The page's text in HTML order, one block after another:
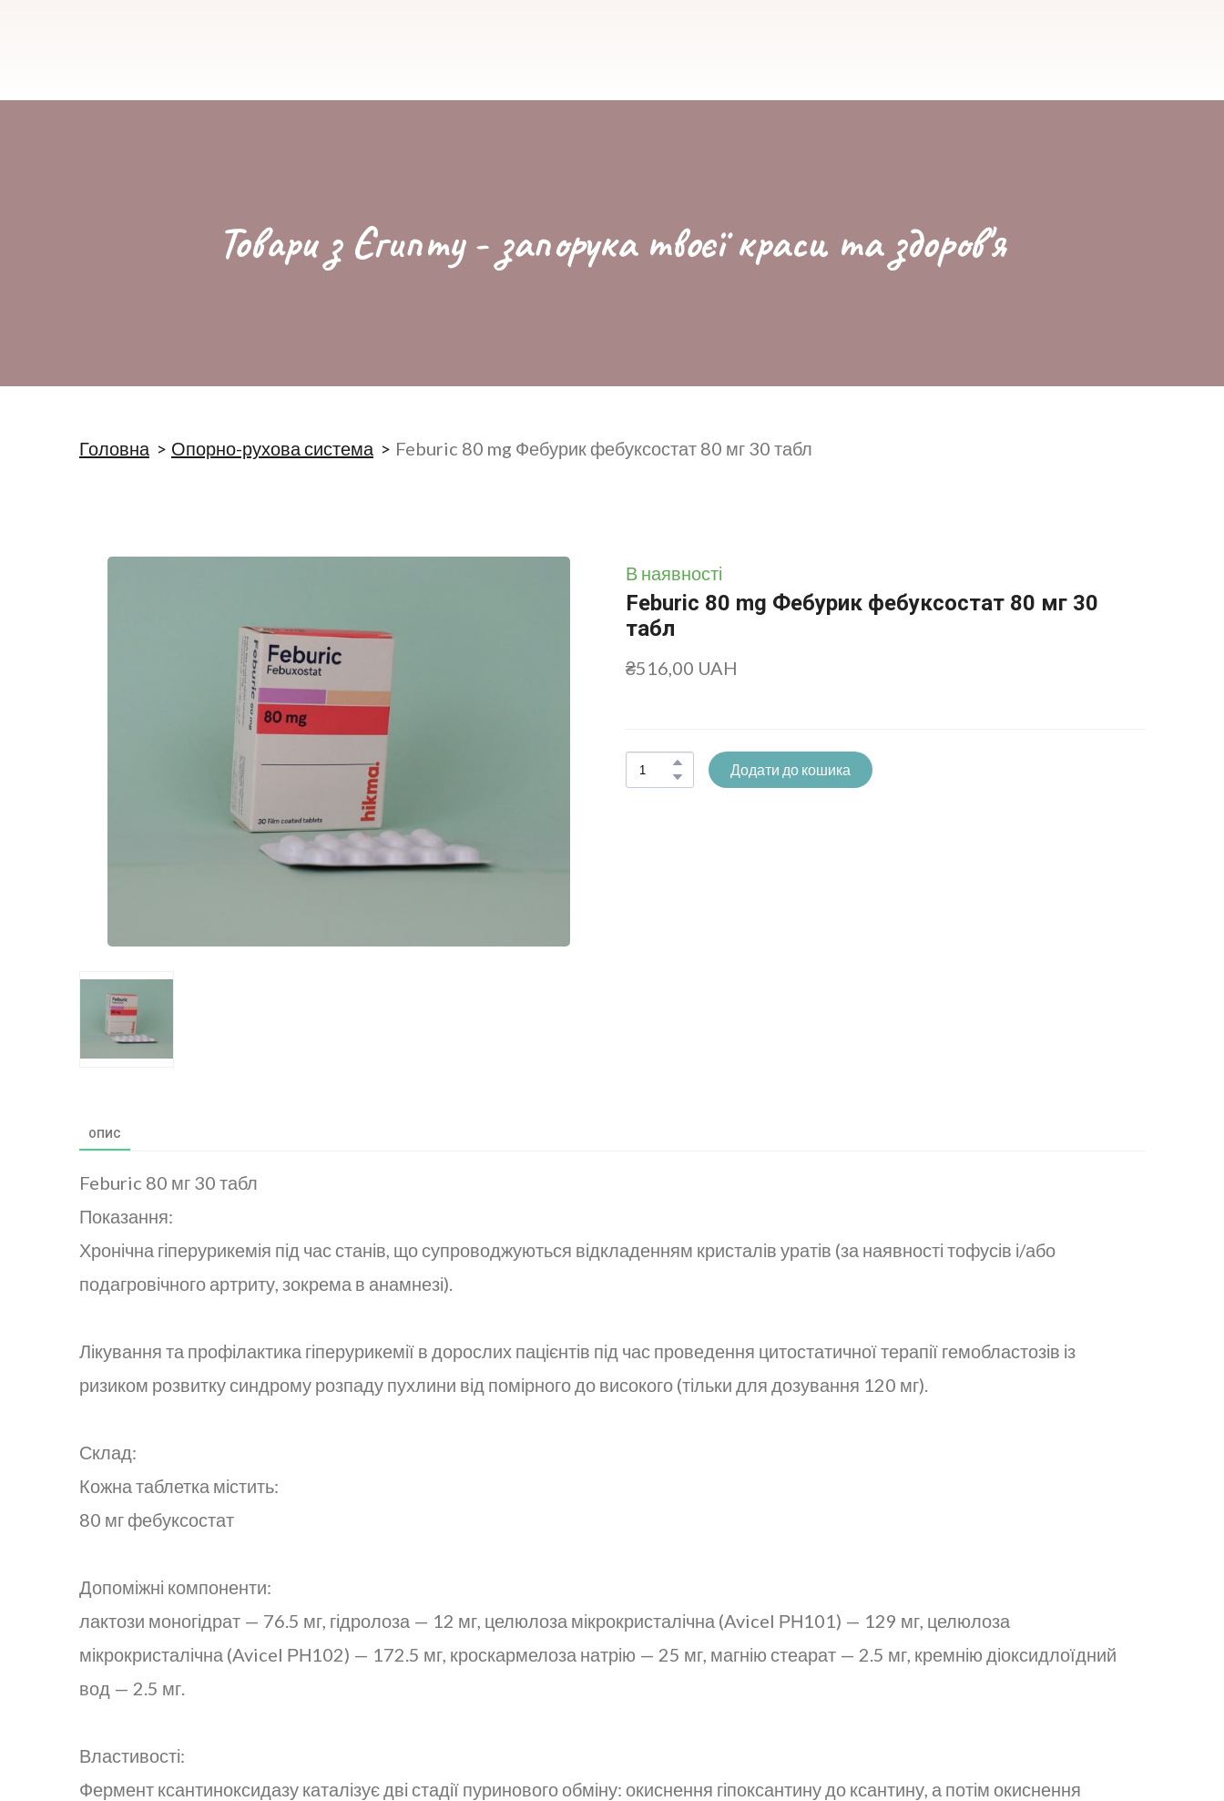
Товари з Єгипту - запорука твоєї краси та здоров'я
Головна Опорно-рухова система Feburic 80 mg Фебурик фебуксостат 80 мг 30 табл
В наявності
Feburic 80 mg Фебурик фебуксостат 80 мг 30
табл
₴516,00 UAH
Додати до кошика
ОПИС
Feburic 80 мг 30 табл
Показання:
Хронічна гіперурикемія під час станів, що супроводжуються відкладенням кристалів уратів (за наявності тофусів і/або
подагровічного артриту, зокрема в анамнезі).
Лікування та профілактика гіперурикемії в дорослих пацієнтів під час проведення цитостатичної терапії гемобластозів із
ризиком розвитку синдрому розпаду пухлини від помірного до високого (тільки для дозування 120 мг).
Склад:
Кожна таблетка містить:
80 мг фебуксостат
Допоміжні компоненти:
лактози моногідрат — 76.5 мг, гідролоза — 12 мг, целюлоза мікрокристалічна (Avicel РН101) — 129 мг, целюлоза
мікрокристалічна (Avicel РН102) — 172.5 мг, кроскармелоза натрію — 25 мг, магнію стеарат — 2.5 мг, кремнію діоксидлоїдний
вод — 2.5 мг.
Властивості:
Фермент ксантиноксидазу каталізує дві стадії пуринового обміну: окиснення гіпоксантину до ксантину, а потім окиснення